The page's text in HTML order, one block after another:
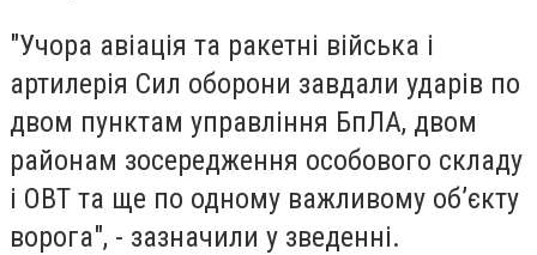
"Учора авіація та ракетні війська і
артилерія Сил оборони завдали ударів по
двом пунктам управління БпЛА, двом
районам зосередження особового складу
і ОВТ та ще по одному важливому об’єкту
ворога", - зазначили у зведенні.